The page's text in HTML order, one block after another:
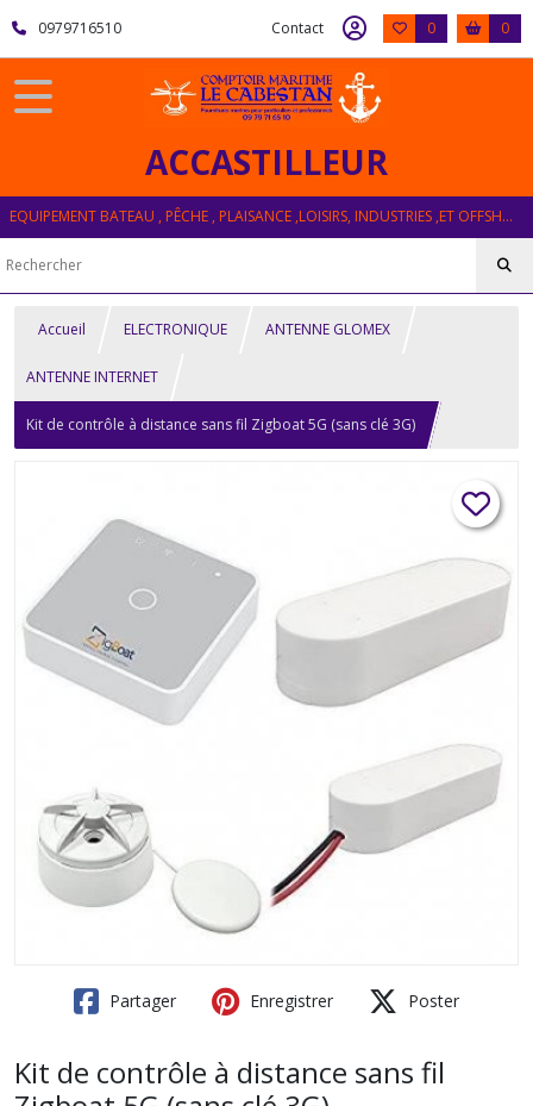
0979716510 Contact 0 0
ACCASTILLEUR
EQUIPEMENT BATEAU , PÊCHE , PLAISANCE ,LOISIRS, INDUSTRIES ,ET OFFSHORE
Accueil ELECTRONIQUE ANTENNE GLOMEX
ANTENNE INTERNET
Kit de contrôle à distance sans fil Zigboat 5G (sans clé 3G)
Partager Enregistrer Poster
Kit de contrôle à distance sans fil